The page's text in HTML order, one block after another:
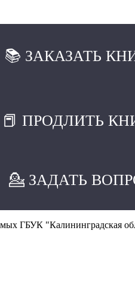
📚 ЗАКАЗАТЬ
📕 ПРОДЛИТЬ
💁 ЗАДАТЬ
ГБУК "Калининградская